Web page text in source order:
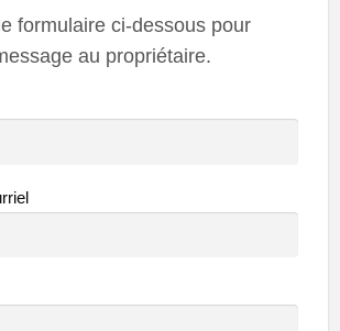
formulaire ci-dessous pour
au propriétaire.